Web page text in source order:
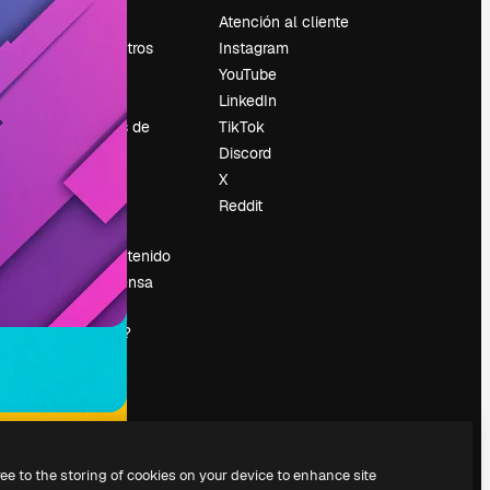
Precios
Sobre nosotros
Tendencias de
búsqueda
Blog
Eventos
Slidesgo
Vender contenido
Sala de prensa
¿Buscas
magnific.ai?
Atención al cliente
Instagram
YouTube
LinkedIn
TikTok
Discord
X
Reddit
to the storing of cookies on your device to enhance site